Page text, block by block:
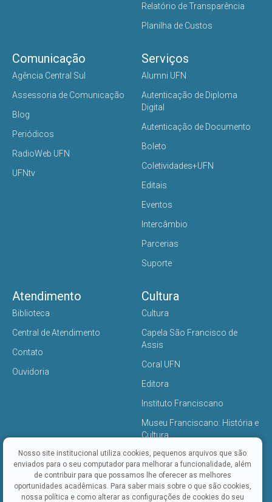
Nosso site institucional utiliza cookies, pequenos arquivos que são
enviados para o seu computador para melhorar a funcionalidade, além
de contribuir para que possamos lhe oferecer as melhores
oportunidades acadêmicas. Para saber mais sobre o que são cookies,
nossa política e como alterar as configurações de cookies do seu
Relatório de Transparência
Planilha de Custos
Comunicação
Agência Central Sul
Assessoria de Comunicação
Blog
Periódicos
RadioWeb UFN
UFNtv
Serviços
Alumni UFN
Autenticação de Diploma
Digital
Autenticação de Documento
Boleto
Coletividades+UFN
Editais
Eventos
Intercâmbio
Parcerias
Suporte
Atendimento
Biblioteca
Central de Atendimento
Contato
Ouvidoria
Cultura
Cultura
Capela São Francisco de
Assis
Coral UFN
Editora
Instituto Franciscano
Museu Franciscano: História e
Cultura
Olhar da Fé
Pastoral Universitária
Sala de Exposições Angelita